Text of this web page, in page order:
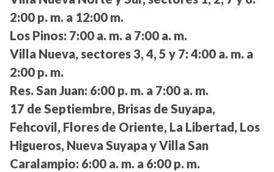
2:00 p. m. a 12:00 m.
Los Pinos: 7:00 a. m. a 7:00 a. m.
Villa Nueva, sectores 3, 4, 5 y 7: 4:00 a. m. a
2:00 p. m.
Res. San Juan: 6:00 p. m. a 7:00 a. m.
17 de Septiembre, Brisas de Suyapa,
Fehcovil, Flores de Oriente, La Libertad, Los
Higueros, Nueva Suyapa y Villa San
Caralampio: 6:00 a. m. a 6:00 p. m.